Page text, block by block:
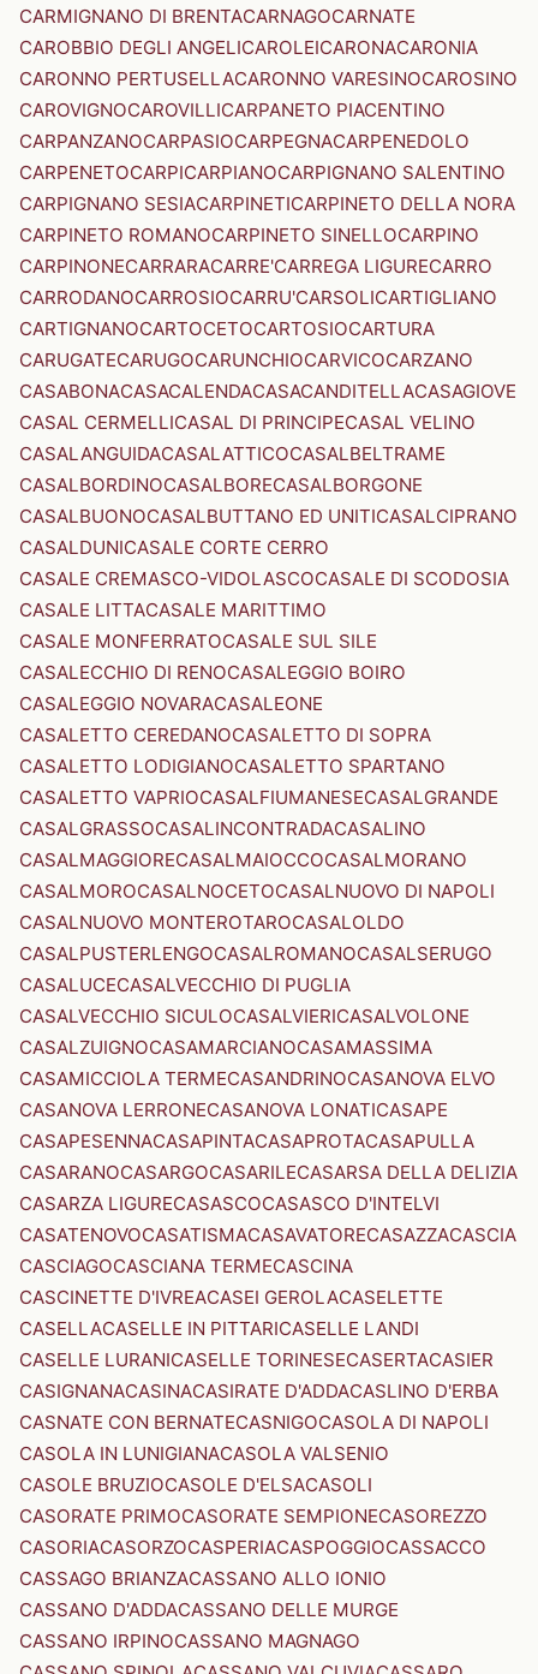
CARMIGNANO DI BRENTACARNAGOCARNATE
CAROBBIO DEGLI ANGELICAROLEICARONACARONIA
CARONNO PERTUSELLACARONNO VARESINOCAROSINO
CAROVIGNOCAROVILLICARPANETO PIACENTINO
CARPANZANOCARPASIOCARPEGNACARPENEDOLO
CARPENETOCARPICARPIANOCARPIGNANO SALENTINO
CARPIGNANO SESIACARPINETICARPINETO DELLA NORA
CARPINETO ROMANOCARPINETO SINELLOCARPINO
CARPINONECARRARACARRE'CARREGA LIGURECARRO
CARRODANOCARROSIOCARRU'CARSOLICARTIGLIANO
CARTIGNANOCARTOCETOCARTOSIOCARTURA
CARUGATECARUGOCARUNCHIOCARVICOCARZANO
CASABONACASACALENDACASACANDITELLACASAGIOVE
CASAL CERMELLICASAL DI PRINCIPECASAL VELINO
CASALANGUIDACASALATTICOCASALBELTRAME
CASALBORDINOCASALBORECASALBORGONE
CASALBUONOCASALBUTTANO ED UNITICASALCIPRANO
CASALDUNICASALE CORTE CERRO
CASALE CREMASCO-VIDOLASCOCASALE DI SCODOSIA
CASALE LITTACASALE MARITTIMO
CASALE MONFERRATOCASALE SUL SILE
CASALECCHIO DI RENOCASALEGGIO BOIRO
CASALEGGIO NOVARACASALEONE
CASALETTO CEREDANOCASALETTO DI SOPRA
CASALETTO LODIGIANOCASALETTO SPARTANO
CASALETTO VAPRIOCASALFIUMANESECASALGRANDE
CASALGRASSOCASALINCONTRADACASALINO
CASALMAGGIORECASALMAIOCCOCASALMORANO
CASALMOROCASALNOCETOCASALNUOVO DI NAPOLI
CASALNUOVO MONTEROTAROCASALOLDO
CASALPUSTERLENGOCASALROMANOCASALSERUGO
CASALUCECASALVECCHIO DI PUGLIA
CASALVECCHIO SICULOCASALVIERICASALVOLONE
CASALZUIGNOCASAMARCIANOCASAMASSIMA
CASAMICCIOLA TERMECASANDRINOCASANOVA ELVO
CASANOVA LERRONECASANOVA LONATICASAPE
CASAPESENNACASAPINTACASAPROTACASAPULLA
CASARANOCASARGOCASARILECASARSA DELLA DELIZIA
CASARZA LIGURECASASCOCASASCO D'INTELVI
CASATENOVOCASATISMACASAVATORECASAZZACASCIA
CASCIAGOCASCIANA TERMECASCINA
CASCINETTE D'IVREACASEI GEROLACASELETTE
CASELLACASELLE IN PITTARICASELLE LANDI
CASELLE LURANICASELLE TORINESECASERTACASIER
CASIGNANACASINACASIRATE D'ADDACASLINO D'ERBA
CASNATE CON BERNATECASNIGOCASOLA DI NAPOLI
CASOLA IN LUNIGIANACASOLA VALSENIO
CASOLE BRUZIOCASOLE D'ELSACASOLI
CASORATE PRIMOCASORATE SEMPIONECASOREZZO
CASORIACASORZOCASPERIACASPOGGIOCASSACCO
CASSAGO BRIANZACASSANO ALLO IONIO
CASSANO D'ADDACASSANO DELLE MURGE
CASSANO IRPINOCASSANO MAGNAGO